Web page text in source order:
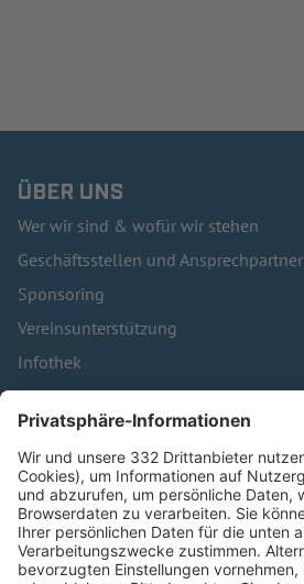
ÜBER UNS
Wer wir sind & wofür wir stehen
Geschäftsstellen und Ansprechpartner
Sponsoring
Vereinsunterstützung
Infothek
Kontakt
HÄUFIG BESUCHTE SEITEN
Pässe und Vereinswechsel
Trainerausbildung
Schulungsangebot Vereinsmitarbeiter